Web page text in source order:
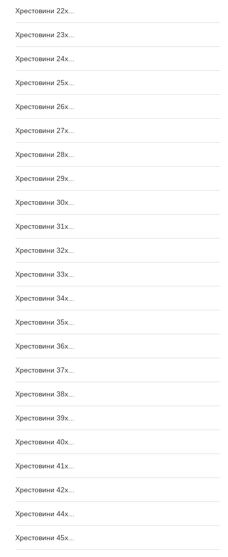
Хрестовини 22x...
Хрестовини 23x...
Хрестовини 24x...
Хрестовини 25x...
Хрестовини 26x...
Хрестовини 27x...
Хрестовини 28x...
Хрестовини 29x...
Хрестовини 30x...
Хрестовини 31x...
Хрестовини 32x...
Хрестовини 33x...
Хрестовини 34x...
Хрестовини 35x...
Хрестовини 36x...
Хрестовини 37x...
Хрестовини 38x...
Хрестовини 39x...
Хрестовини 40x...
Хрестовини 41x...
Хрестовини 42x...
Хрестовини 44x...
Хрестовини 45x...